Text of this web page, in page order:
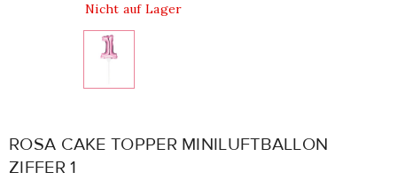
Nicht auf Lager
ROSA CAKE TOPPER MINILUFTBALLON
ZIFFER 1